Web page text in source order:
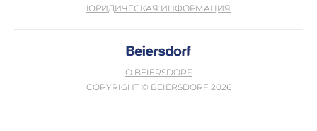
ЮРИДИЧЕСКАЯ ИНФОРМАЦИЯ
О BEIERSDORF
COPYRIGHT © BEIERSDORF 2026